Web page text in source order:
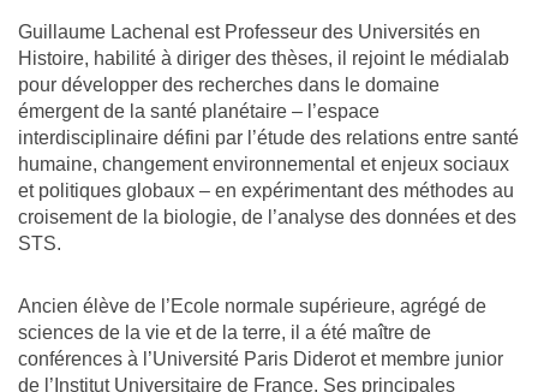
Guillaume Lachenal est Professeur des Universités en
Histoire, habilité à diriger des thèses, il rejoint le médialab
pour développer des recherches dans le domaine
émergent de la santé planétaire – l’espace
interdisciplinaire défini par l’étude des relations entre santé
humaine, changement environnemental et enjeux sociaux
et politiques globaux – en expérimentant des méthodes au
croisement de la biologie, de l’analyse des données et des
STS.
Ancien élève de l’Ecole normale supérieure, agrégé de
sciences de la vie et de la terre, il a été maître de
conférences à l’Université Paris Diderot et membre junior
de l’Institut Universitaire de France. Ses principales